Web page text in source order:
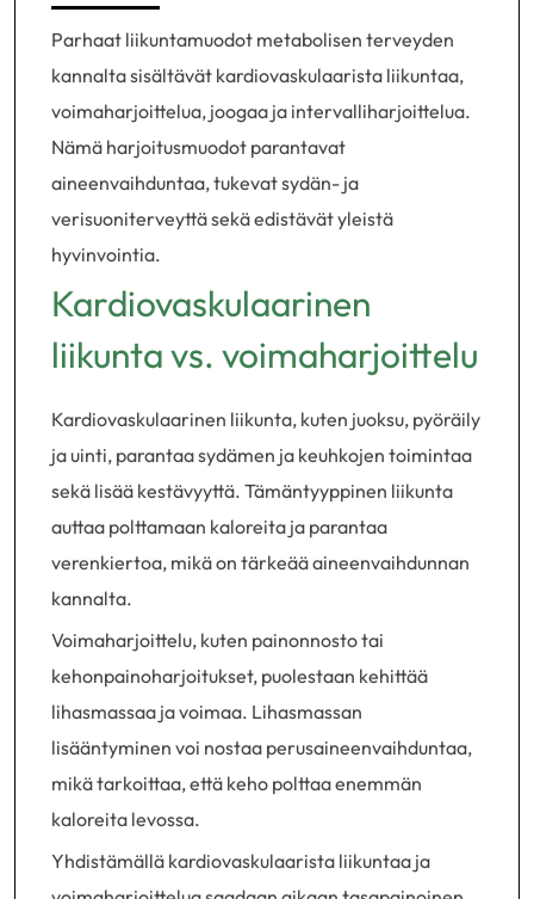
Parhaat liikuntamuodot metabolisen terveyden
kannalta sisältävät kardiovaskulaarista liikuntaa,
voimaharjoittelua, joogaa ja intervalliharjoittelua.
Nämä harjoitusmuodot parantavat
aineenvaihduntaa, tukevat sydän- ja
verisuoniterveyttä sekä edistävät yleistä
hyvinvointia.
Kardiovaskulaarinen
liikunta vs. voimaharjoittelu
Kardiovaskulaarinen liikunta, kuten juoksu, pyöräily
ja uinti, parantaa sydämen ja keuhkojen toimintaa
sekä lisää kestävyyttä. Tämäntyyppinen liikunta
auttaa polttamaan kaloreita ja parantaa
verenkiertoa, mikä on tärkeää aineenvaihdunnan
kannalta.
Voimaharjoittelu, kuten painonnosto tai
kehonpainoharjoitukset, puolestaan kehittää
lihasmassaa ja voimaa. Lihasmassan
lisääntyminen voi nostaa perusaineenvaihduntaa,
mikä tarkoittaa, että keho polttaa enemmän
kaloreita levossa.
Yhdistämällä kardiovaskulaarista liikuntaa ja